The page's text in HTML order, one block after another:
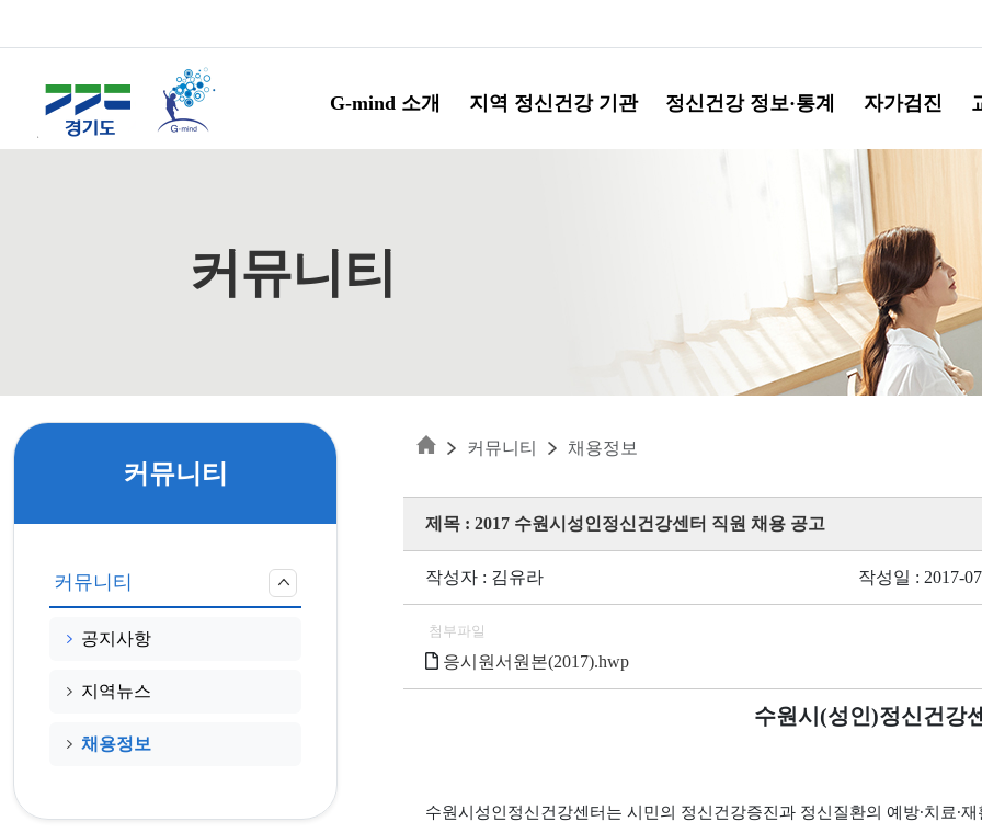
G-mind 소개 지역 정신건강 기관 정신건강 정보·통계 자가검진
커뮤니티
커뮤니티
커뮤니티
공지사항
지역뉴스
채용정보
커뮤니티 채용정보
제목 : 2017 수원시성인정신건강센터 직원 채용 공고
작성자 : 김유라 작성일 : 2017-
첨부파일
응시원서원본(2017).hwp
수원시 (성인)정신건강
수원시성인정신건강센터는 시민의 정신건강증진과 정신질환의 예방∙치료∙재